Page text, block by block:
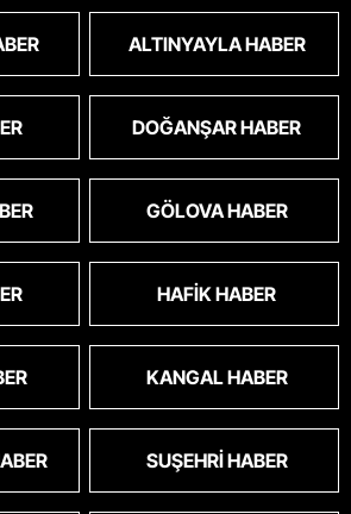
ALTINYAYLA HABER
DOĞANŞAR HABER
GÖLOVA HABER
HAFIK HABER
KANGAL HABER
SUŞEHRI HABER